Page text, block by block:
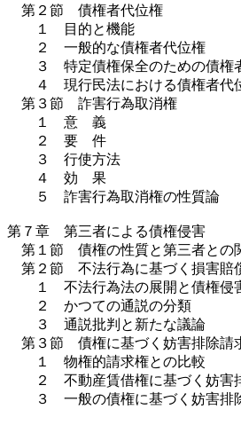
第２節 債権者代位権
１ 目的と機能
２ 一般的な債権者代位権
３ 特定債権保全のための債権
４ 現行民法における債権者代
第３節 詐害行為取消権
１ 意 義
２ 要 件
３ 行使方法
４ 効 果
５ 詐害行為取消権の性質論
第７章 第三者による債権侵害
第１節 債権の性質と第三者との
第２節 不法行為に基づく損害賠
１ 不法行為法の展開と債権侵
２ かつての通説の分類
３ 通説批判と新たな議論
第３節 債権に基づく妨害排除請
１ 物権的請求権との比較
２ 不動産賃借権に基づく妨害
３ 一般の債権に基づく妨害排